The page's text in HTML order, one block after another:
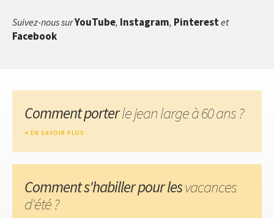
Suivez-nous surYouTube, Instagram, Pinterestet
Facebook
Comment porterle jean large à 60 ans ?
EN SAVOIR PLUS
Comment s'habiller pour lesvacances
d'été ?